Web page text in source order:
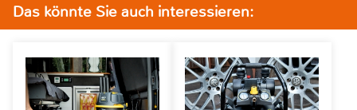
Das könnte Sie auch interessieren: